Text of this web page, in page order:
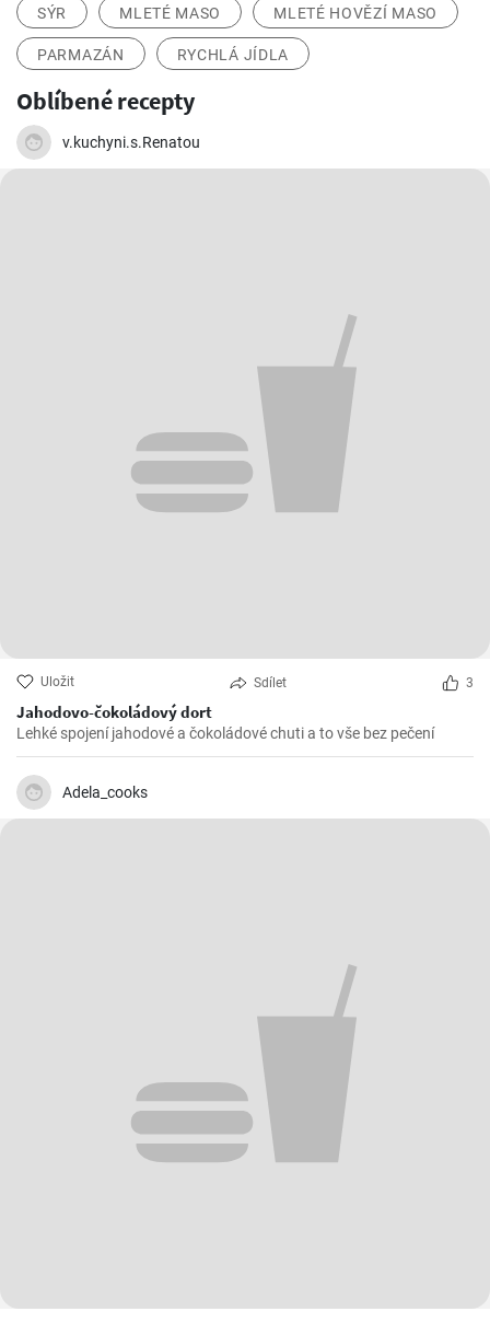
SÝR MLETÉ MASO MLETÉ HOVĚZÍ MASO
PARMAZÁN RYCHLÁ JÍDLA
Oblíbené recepty
v.kuchyni.s.Renatou
Uložit Sdílet 3
Jahodovo-čokoládový dort
Lehké spojení jahodové a čokoládové chuti a to vše bez pečení
Adela_cooks